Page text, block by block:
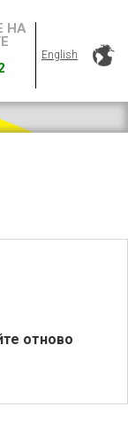
НА
English
отново